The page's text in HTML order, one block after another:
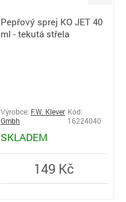
Pepřový sprej KO JET 40
ml - tekutá střela
Výrobce: F.W. Klever
Gmbh
Kód:
16224040
SKLADEM
149 Kč